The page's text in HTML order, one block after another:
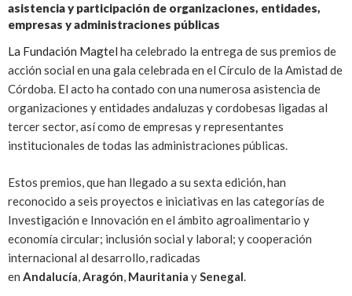
asistencia y participación de organizaciones, entidades,
empresas y administraciones públicas
La Fundación Magtel ha celebrado la entrega de sus premios de
acción social en una gala celebrada en el Círculo de la Amistad de
Córdoba. El acto ha contado con una numerosa asistencia de
organizaciones y entidades andaluzas y cordobesas ligadas al
tercer sector, así como de empresas y representantes
institucionales de todas las administraciones públicas.
Estos premios, que han llegado a su sexta edición, han
reconocido a seis proyectos e iniciativas en las categorías de
Investigación e Innovación en el ámbito agroalimentario y
economía circular; inclusión social y laboral; y cooperación
internacional al desarrollo, radicadas
en Andalucía,Aragón, Mauritania ySenegal.